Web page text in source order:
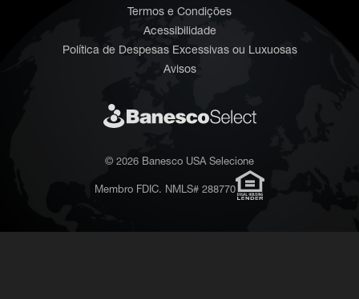
Termos e Condições
Acessibilidade
Política de Despesas Excessivas ou Luxuosas
Avisos
© 2026 Banesco USA Selecione
Membro FDIC. NMLS# 288770